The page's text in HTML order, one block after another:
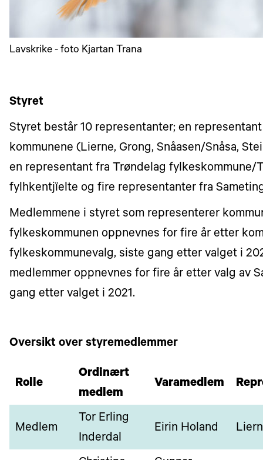
Lavskrike - foto Kjartan Trana
Styret
Styret består 10 representanter; en
kommunene (Lierne, Grong, Snåasen/Snåsa,
en representant fra Trøndelag fylkeskommune/
fylhkentjïelte og fire representanter fra
Medlemmene i styret som representerer
fylkeskommunen oppnevnes for fire år etter
fylkeskommunevalg, siste gang etter valget i
medlemmer oppnevnes for fire år etter valg av
gang etter valget i 2021.
Oversikt over styremedlemmer
Rolle
Ordinært
medlem
Varamedlem
Medlem
Tor Erling
Inderdal
Eirin Holand